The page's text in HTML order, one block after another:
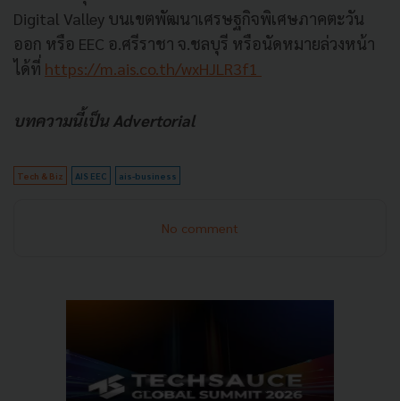
Digital Valley บนเขตพัฒนาเศรษฐกิจพิเศษภาคตะวัน
ออก หรือ EEC อ.ศรีราชา จ.ชลบุรี หรือนัดหมายล่วงหน้า
ได้ที่ https://m.ais.co.th/wxHJLR3f1
บทความนี้เป็น Advertorial
Tech & Biz AIS EEC ais-business
No comment